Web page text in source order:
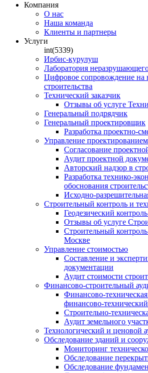
Компания
О нас
Наша команда
Клиенты и партнеры
Услуги
int(5339)
Ирбис-курулуш
Лаборатория
Цифровое сопровождение на
строительства
Технический заказчик
Отзывы об услуге
Генеральный подрядчик
Генеральный проектировщик
Разработка проектно-
Управление проектированием
Согласование
Аудит проектной
Авторский надзор в
Разработка технико-
обоснования
Исходно-
Строительный контроль и
Геодезический
Отзывы об услуге
Строительный
Москве
Управление стоимостью
Составление и
документации
Аудит стоимости
Финансово-строительный
Финансово-техническая
финансово-
Строительно-
Аудит земельного
Технологический и ценовой
Обследование зданий и
Мониторинг
Обследование
Обследование